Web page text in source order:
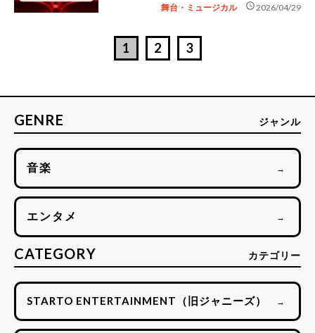
舞台・ミュージカル schedule2026/04/29
1 2 3
GENRE ジャンル
音楽 →
エンタメ →
CATEGORY カテゴリー
STARTO ENTERTAINMENT（旧ジャニーズ） →